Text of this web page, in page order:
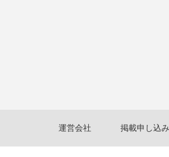
運営会社 掲載申し込み